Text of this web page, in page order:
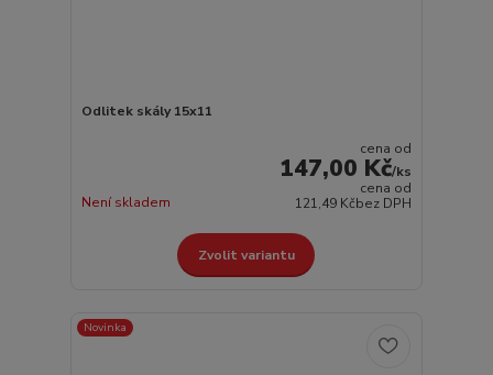
Odlitek skály 15x11
cena od
147,00 Kč/ks
cena od
121,49 Kčbez DPH
Není skladem
Zvolit variantu
Novinka